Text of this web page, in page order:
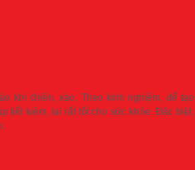
khi chiên, xào. Theo kinh nghiệm, để tạo
tiết kiệm, lại rất tốt cho sức khỏe. Đặc biệt,